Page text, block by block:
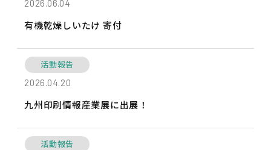
2026.06.04
有機乾燥しいたけ 寄付
活動報告
2026.04.20
九州印刷情報産業展に出展！
九州印刷情報産業展に出展！ の詳細ページへ
活動報告
JP2026 印刷DX展に出展！ の詳細ページへ